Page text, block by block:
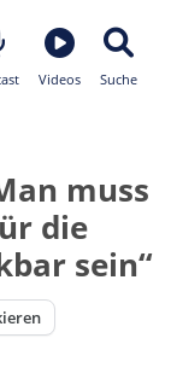
Videos Suche
muss
die
sein“